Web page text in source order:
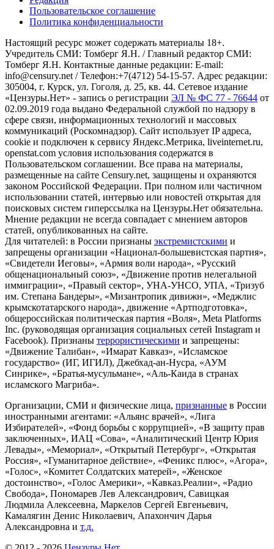
Пользовательское соглашение
Политика конфиденциальности
Настоящий ресурс может содержать материалы 18+.
Учредитель СМИ: Томберг Я.Н. / Главный редактор СМИ:
Томберг Я.Н. Контактные данные редакции: E-mail:
info@censury.net / Телефон:+7(4712) 54-15-57. Адрес редакции:
305004, г. Курск, ул. Гоголя, д. 25, кв. 44. Сетевое издание
«Цензуры.Нет» - запись о регистрации ЭЛ № ФС 77 - 76644 от
02.09.2019 года выдано Федеральной службой по надзору в
сфере связи, информационных технологий и массовых
коммуникаций (Роскомнадзор). Сайт использует IP адреса,
cookie и подключен к сервису Яндекс.Метрика, liveinternet.ru,
openstat.com условия использования содержатся в
Пользовательском соглашении. Все права на материалы,
размещенные на сайте Censury.net, защищены и охраняются
законом Российской Федерации. При полном или частичном
использовании статей, интервью или новостей открытая для
поисковых систем гиперссылка на Цензуры.Нет обязательна.
Мнение редакции не всегда совпадает с мнением авторов
статей, опубликованных на сайте.
Для читателей: в России признаны экстремистскими и
запрещены организации «Национал-большевистская партия»,
«Свидетели Иеговы», «Армия воли народа», «Русский
общенациональный союз», «Движение против нелегальной
иммиграции», «Правый сектор», УНА-УНСО, УПА, «Тризуб
им. Степана Бандеры», «Мизантропик дивижн», «Меджлис
крымскотатарского народа», движение «Артподготовка»,
общероссийская политическая партия «Воля», Meta Platforms
Inc. (руководящая организация социальных сетей Instagram и
Facebook). Признаны террористическими и запрещены:
«Движение Талибан», «Имарат Кавказ», «Исламское
государство» (ИГ, ИГИЛ), Джебхад-ан-Нусра, «АУМ
Синрике», «Братья-мусульмане», «Аль-Каида в странах
исламского Магриба».
Организации, СМИ и физические лица, признанные в России
иностранными агентами: «Альянс врачей», «Лига
Избирателей», «Фонд борьбы с коррупцией», «В защиту прав
заключенных», ИАЦ «Сова», «Аналитический Центр Юрия
Левады», «Мемориал», «Открытый Петербург», «Открытая
Россия», «Гуманитарное действие», «Феникс плюс», «Агора»,
«Голос», «Комитет Солдатских матерей», «Женское
достоинство», «Голос Америки», «Кавказ.Реалии», «Радио
Свобода», Пономарев Лев Александрович, Савицкая
Людмила Алексеевна, Маркелов Сергей Евгеньевич,
Камалягин Денис Николаевич, Апахончич Дарья
Александровна и т.д.